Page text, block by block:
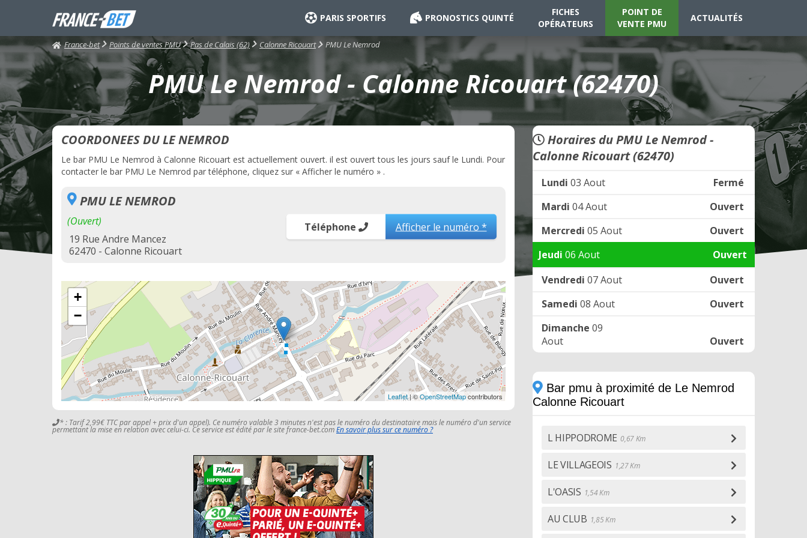
PARIS SPORTIFS PRONOSTICS QUINTÉ
FICHES
OPÉRATEURS
POINT DE
VENTE PMU
ACTUALITÉS
France-bet Points de ventes PMU Pas de Calais (62) Calonne Ricouart PMU Le Nemrod
PMU Le Nemrod - Calonne Ricouart (62470)
COORDONEES DU LE NEMROD
Le bar PMU Le Nemrod à Calonne Ricouart est actuellement ouvert. il est ouvert tous les jours sauf le Lundi. Pour
contacter le bar PMU Le Nemrod par téléphone, cliquez sur « Afficher le numéro » .
PMU LE NEMROD
(Ouvert)
19 Rue Andre Mancez
62470 - Calonne Ricouart
Téléphone Afficher le numéro *
+
−
Leaflet| ©OpenStreetMapcontributors
* : Tarif 2,99€ TTC par appel + prix d'un appel). Ce numéro valable 3 minutes n'est pas le numéro du destinataire mais le numéro d'un service
permettant la mise en relation avec celui-ci. Ce service est édité par le site france-bet.comEn savoir plus sur ce numéro ?
Horaires du PMU Le Nemrod -
Calonne Ricouart (62470)
Lundi 03 Aout
Fermé
Mardi 04 Aout
Ouvert
Mercredi 05 Aout
Ouvert
Jeudi 06 Aout
Ouvert
Vendredi 07 Aout
Ouvert
Samedi 08 Aout
Ouvert
Dimanche 09
Aout
Ouvert
Bar pmu à proximité de Le Nemrod
Calonne Ricouart
L HIPPODROME 0,67 Km
LE VILLAGEOIS 1,27 Km
L'OASIS 1,54 Km
AU CLUB 1,85 Km